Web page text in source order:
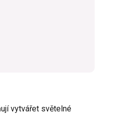
vytvářet světelné